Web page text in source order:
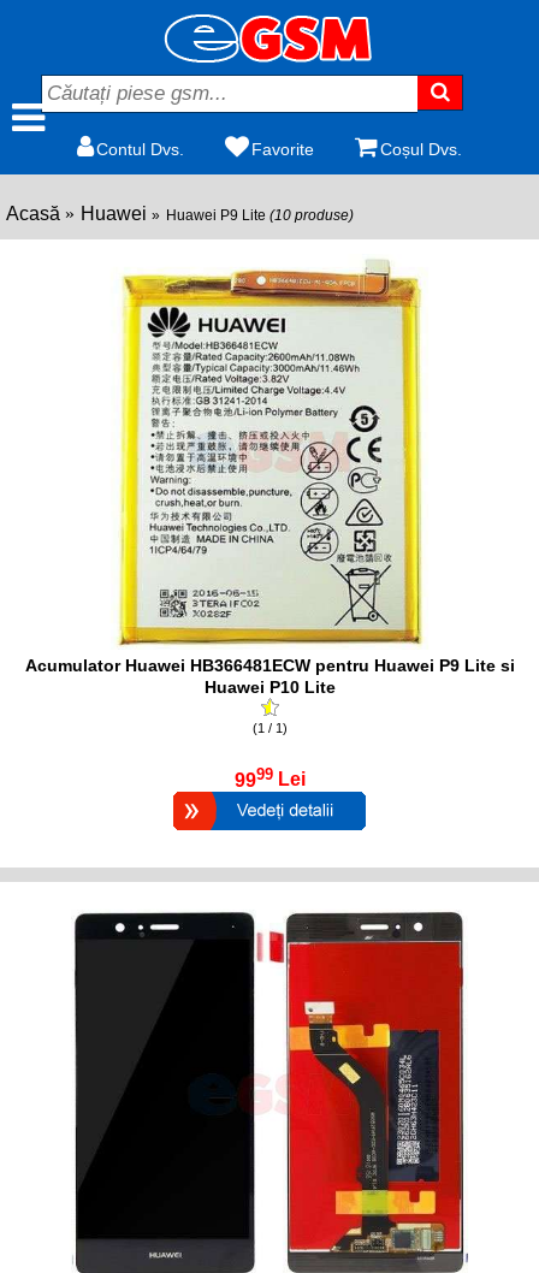
Contul Dvs. Favorite Coșul Dvs.
Acasă Huawei Huawei P9 Lite (10 produse)
Acumulator Huawei HB366481ECW pentru Huawei P9 Lite si
Huawei P10 Lite
(1 / 1)
9999 Lei